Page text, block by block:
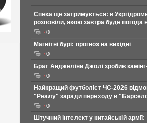
Спека ще затримується: в
розповіли, якою завтра буде погода в
0
Магнітні бурі: прогноз на вихідні
0
Брат Анджеліни Джолі зробив
0
Найкращий футболіст ЧС-2026
"Реалу" заради переходу в
0
Штучний інтелект у китайській армії: